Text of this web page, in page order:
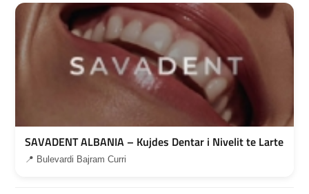
SAVADENT ALBANIA – Kujdes Dentar i Nivelit te Larte
📍 Bulevardi Bajram Curri